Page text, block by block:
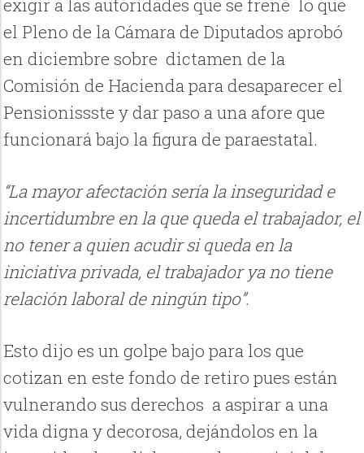
el Pleno de la Cámara de Diputados aprobó
en diciembre sobre dictamen de la
Comisión de Hacienda para desaparecer el
Pensionissste y dar paso a una afore que
funcionará bajo la figura de paraestatal.
“La mayor afectación sería la inseguridad e
incertidumbre en la que queda el trabajador, el
no tener a quien acudir si queda en la
iniciativa privada, el trabajador ya no tiene
relación laboral de ningún tipo”.
Esto dijo es un golpe bajo para los que
cotizan en este fondo de retiro pues están
vulnerando sus derechos a aspirar a una
vida digna y decorosa, dejándolos en la